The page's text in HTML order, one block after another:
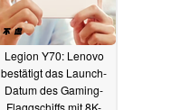
Legion Y70: Lenovo
bestätigt das Launch-
Datum des Gaming-